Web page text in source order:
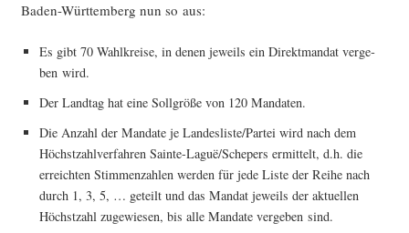
Baden-Würt­tem­berg nun so aus:
Es gibt 70 Wahl­krei­se, in denen jeweils ein Direkt­man­dat ver­ge­
ben wird.
Der Land­tag hat eine Soll­grö­ße von 120 Mandaten.
Die Anzahl der Man­da­te je Landesliste/Partei wird nach dem
Höchst­zahl­ver­fah­ren Sain­te-Laguë/­Sche­pers ermit­telt, d.h. die
erreich­ten Stim­men­zah­len wer­den für jede Lis­te der Rei­he nach
durch 1, 3, 5, … geteilt und das Man­dat jeweils der aktu­el­len
Höchst­zahl zuge­wie­sen, bis alle Man­da­te ver­ge­ben sind.